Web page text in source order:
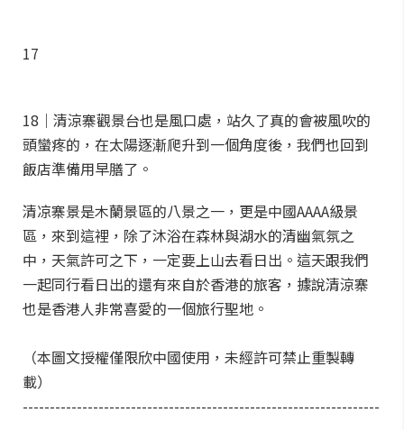
17
18｜清涼寨觀景台也是風口處，站久了真的會被風吹的
頭蠻疼的，在太陽逐漸爬升到一個角度後，我們也回到
飯店準備用早膳了。
清凉寨景是木蘭景區的八景之一，更是中國AAAA級景
區，來到這裡，除了沐浴在森林與湖水的清幽氣氛之
中，天氣許可之下，一定要上山去看日出。這天跟我們
一起同行看日出的還有來自於香港的旅客，據說清涼寨
也是香港人非常喜愛的一個旅行聖地。
（本圖文授權僅限欣中國使用，未經許可禁止重製轉
載）
------------------------------------------------------------------